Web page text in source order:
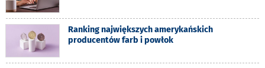
Ranking największych amerykańskich
producentów farb i powłok